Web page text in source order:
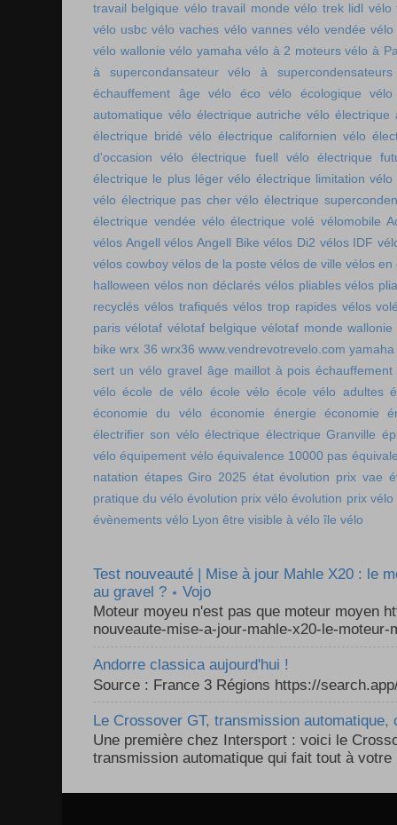
travail belgique vélo travail monde vélo trek lidl vélo
vélo usbc vélo vaches vélo vannes vélo vendée vélo
vélo wallonie vélo yamaha vélo à 2 moteurs vélo à
à supercondansateur
vélo à supercondensateurs
échauffement âge
vélo éco vélo écologique
automatique vélo électrique autriche vélo électrique
électrique bridé vélo électrique californien vélo
d'occasion
vélo électrique fuell
vélo électrique
électrique le plus léger vélo électrique limitation vélo
vélo électrique pas cher vélo électrique
électrique vendée vélo électrique volé vélomobile
vélos Angell vélos Angell Bike vélos Di2 vélos IDF
vélos cowboy vélos de la poste vélos de ville vélos en
halloween vélos non déclarés vélos pliables vélos
recyclés vélos trafiqués vélos trop rapides vélos
paris vélotaf vélotaf belgique vélotaf monde wallonie
bike wrx 36 wrx36 www.vendrevotrevelo.com
sert un vélo gravel âge maillot à pois
vélo école de vélo école vélo école vélo adultes
économie du vélo
économie énergie
économie
électrifier son vélo électrique électrique Granville
vélo équipement vélo équivalence 10000 pas
natation étapes Giro 2025 état évolution prix vae
pratique du vélo évolution prix vélo évolution prix
évènements vélo Lyon être visible à vélo île vélo
Test nouveauté | Mise à jour Mahle X20 : le
au gravel ? ⋆ Vojo
Moteur moyeu n'est pas que moteur moyen
nouveaute-mise-a-jour-mahle-x20-le-
Andorre classica aujourd'hui !
Source : France 3 Régions https://
Le Crossover GT, transmission automatique,
Une première chez Intersport : voici le
transmission automatique qui fait tout à